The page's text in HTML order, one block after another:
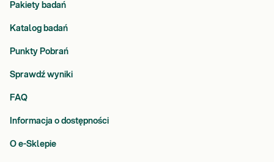
Pakiety badań
Katalog badań
Punkty Pobrań
Sprawdź wyniki
FAQ
Informacja o dostępności
O e-Sklepie